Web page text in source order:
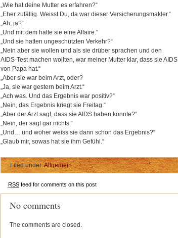
„Wie hat deine Mutter es erfahren?“
„Eher zufällig. Weisst Du, da war dieser Versicherungsmakler.“
„Äh, ja?“
„Und mit dem hatte sie eine Affaire.“
„Und sie hatten ungeschützten Verkehr?“
„Nein aber sie wollen und als sie drüber sprachen und den
AIDS-Test machen wollten, war meiner Mutter klar, dass sie AIDS
von Papa hat.“
„Aber sie war beim Arzt, oder?
„Ja, sie war gestern beim Arzt.“
„Ach was. Und das Ergebnis war positiv?“
„Nein, das Ergebnis kriegt sie Freitag.“
„Aber der Arzt sagt, dass sie AIDS haben könnte?“
„Nein, der sagt gar nichts.“
„Und… und woher weiss sie dann schon das Ergebnis?“
„Glaub mir, sowas hat sie ihm Gefühl.“
Filed under:Allgemein
RSSfeed for comments on this post
No comments
The comments are closed.